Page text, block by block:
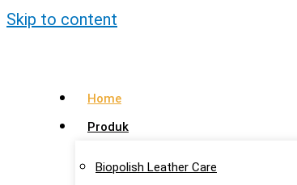
Skip to content
Home
Produk
Biopolish Leather Care